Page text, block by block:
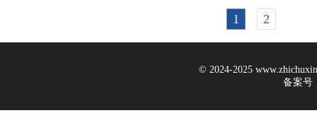
1 2
© 2024-2025
备案号